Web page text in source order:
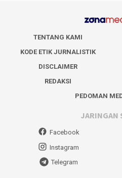
TENTANG KAMI
KODE ETIK JURNALISTIK
DISCLAIMER
REDAKSI
PEDOMAN
JARINGAN
Facebook
Instagram
Telegram